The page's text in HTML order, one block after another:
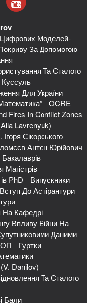
Моделей-
За Допомогою
Та Сталого
Для України
OCRE
Fires In Conflict Zones
Lavrenyuk)
Сікорського
Антон Юрійович
Магістрів
PhD
Випускники
Вступ До Аспірантури
На Кафедрі
Впливу Війни На
Даними
ОП
Гуртки
Danilov)
Та Сталого
Бали